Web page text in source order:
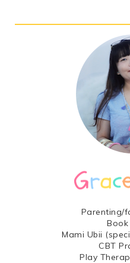
Parenting/
Mami Ubii
CBT
Play